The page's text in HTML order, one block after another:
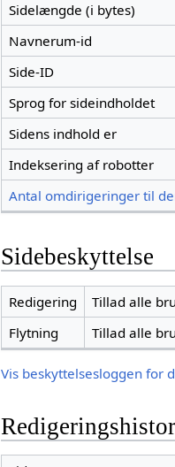
Sidelængde (i bytes)
Navnerum-id
Side-ID
Sprog for sideindholdet
Sidens indhold er
Indeksering af robotter
Antal omdirigeringer til
Sidebeskyttelse
Redigering
Tillad alle
Flytning
Tillad alle
Vis beskyttelsesloggen for